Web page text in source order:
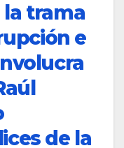
la trama
e
de la